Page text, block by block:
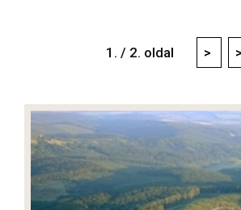
1. / 2. oldal >